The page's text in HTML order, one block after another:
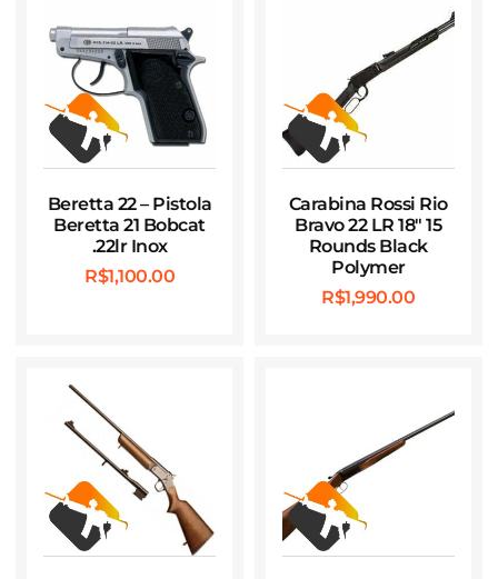
Beretta 22 – Pistola
Beretta 21 Bobcat
.22lr Inox
R$1,100.00
Carabina Rossi Rio
Bravo 22 LR 18″ 15
Rounds Black
Polymer
R$1,990.00